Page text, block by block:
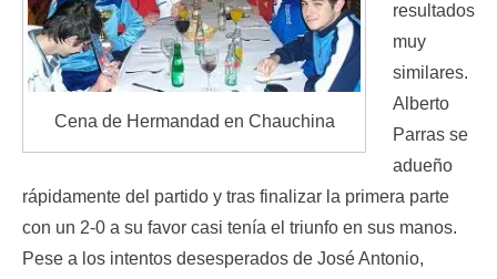
Cena de Hermandad en Chauchina
resultados
muy
similares.
Alberto
Parras se
adueño
rápidamente del partido y tras finalizar la primera parte
con un 2-0 a su favor casi tenía el triunfo en sus manos.
Pese a los intentos desesperados de José Antonio,